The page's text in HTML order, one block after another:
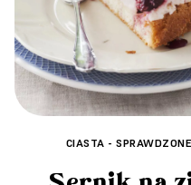
CIASTA -